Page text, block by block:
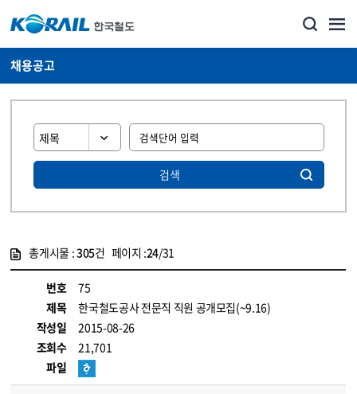
채용공고
검색
총게시물 :305건 페이지 :24/31
번호
75
제목
한국철도공사 전문직 직원 공개모집(~9.16)
작성일
2015-08-26
조회수
21,701
파일